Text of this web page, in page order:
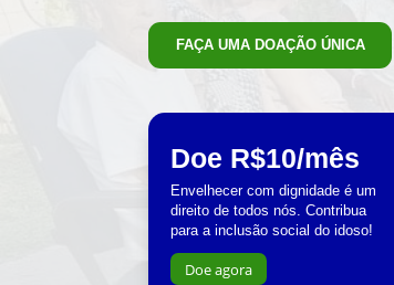
FAÇA UMA DOAÇÃO ÚNICA
Doe R$10/mês
Envelhecer com dignidade é um
direito de todos nós. Contribua
para a inclusão social do idoso!
Doe agora